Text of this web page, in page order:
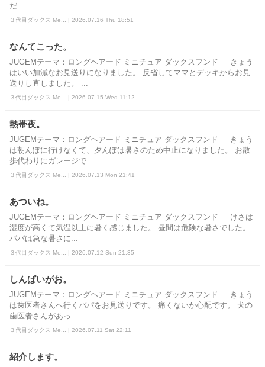
だ...
３代目ダックス Me... | 2026.07.16 Thu 18:51
なんてこった。
JUGEMテーマ：ロングヘアード ミニチュア ダックスフンド きょう
はいい加減なお見送りになりました。 反省してママとデッキからお見
送りし直しました。 ...
３代目ダックス Me... | 2026.07.15 Wed 11:12
熱帯夜。
JUGEMテーマ：ロングヘアード ミニチュア ダックスフンド きょう
は朝んぽに行けなくて、夕んぽは暑さのため中止になりました。 お散
歩代わりにガレージで...
３代目ダックス Me... | 2026.07.13 Mon 21:41
あついね。
JUGEMテーマ：ロングヘアード ミニチュア ダックスフンド けさは
湿度が高くて気温以上に暑く感じました。 昼間は危険な暑さでした。
パパは急な暑さに...
３代目ダックス Me... | 2026.07.12 Sun 21:35
しんぱいがお。
JUGEMテーマ：ロングヘアード ミニチュア ダックスフンド きょう
は歯医者さんへ行くパパをお見送りです。 痛くないか心配です。 犬の
歯医者さんがあっ...
３代目ダックス Me... | 2026.07.11 Sat 22:11
紹介します。